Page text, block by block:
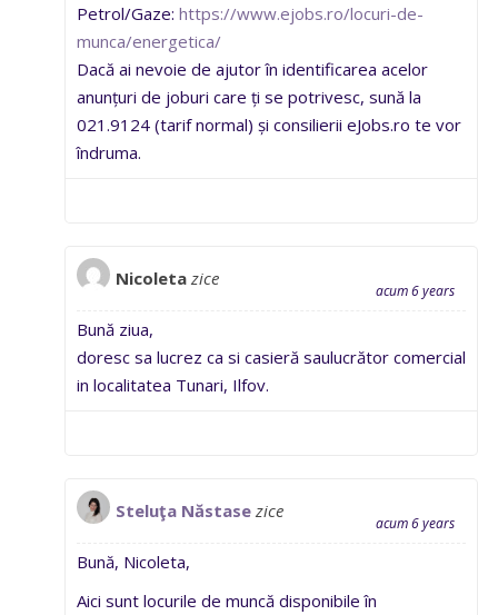
Petrol/Gaze: https://www.ejobs.ro/locuri-de-
munca/energetica/
Dacă ai nevoie de ajutor în identificarea acelor
anunțuri de joburi care ți se potrivesc, sună la
021.9124 (tarif normal) și consilierii eJobs.ro te vor
îndruma.
Nicoleta zice
acum 6 years
Bună ziua,
doresc sa lucrez ca si casieră saulucrător comercial
in localitatea Tunari, Ilfov.
Steluţa Năstase zice
acum 6 years
Bună, Nicoleta,
Aici sunt locurile de muncă disponibile în